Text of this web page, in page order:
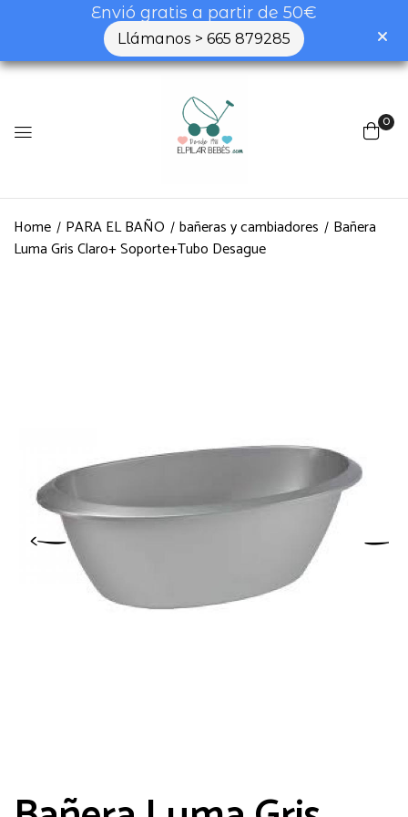
Envió gratis a partir de 50€
Llámanos > 665 879285
0
Home PARA EL BAÑO bañeras y cambiadores
Bañera
Luma Gris Claro+ Soporte+Tubo Desague